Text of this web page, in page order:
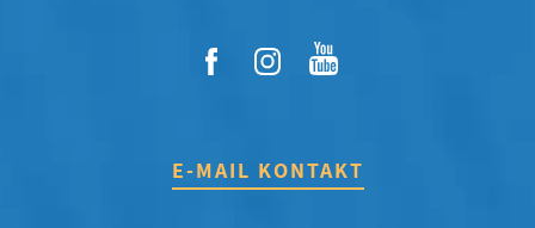
E-MAIL KONTAKT